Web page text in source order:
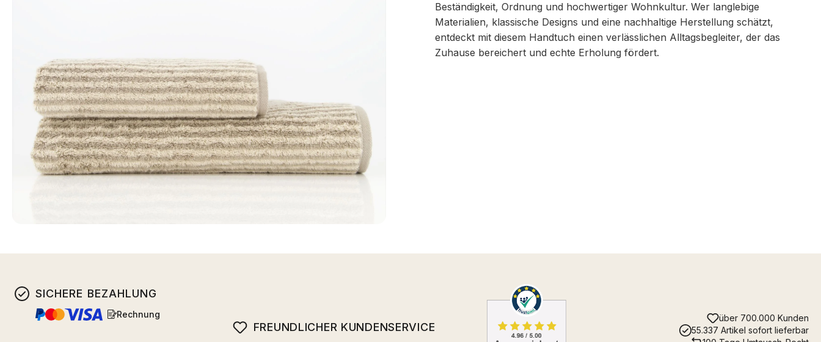
Beständigkeit, Ordnung und hochwertiger Wohnkultur. Wer langlebige
Materialien, klassische Designs und eine nachhaltige Herstellung schätzt,
entdeckt mit diesem Handtuch einen verlässlichen Alltagsbegleiter, der das
Zuhause bereichert und echte Erholung fördert.
SICHERE BEZAHLUNG
Rechnung
FREUNDLICHER KUNDENSERVICE
über 700.000 Kunden
55.337 Artikel sofort lieferbar